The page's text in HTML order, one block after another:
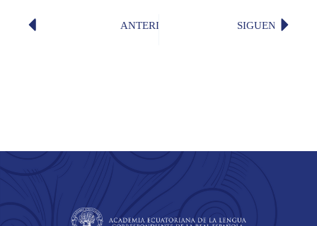
ANTERIOR «Resurrexit» (Bruno Sáenz)
SIGUENTE